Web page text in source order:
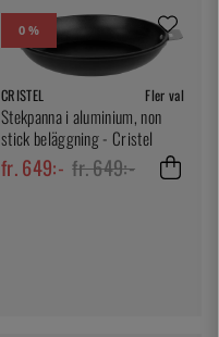
0 %
CRISTEL Fler val
Stekpanna i aluminium, non
stick beläggning - Cristel
fr. 649:- fr. 649:-